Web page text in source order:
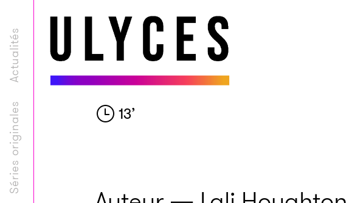
Séries originales
Actualités
13’